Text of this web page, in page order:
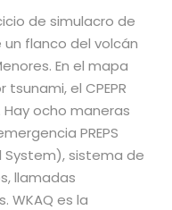
de simulacro de
flanco del volcán
En el mapa
el CPEPR
ocho maneras
PREPS
System), sistema de
llamadas
WKAQ es la